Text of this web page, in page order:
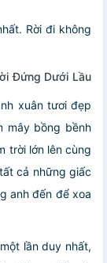
Rời đi không
Đứng Dưới Lầu
xuân tươi đẹp
mây bồng bềnh
trời lớn lên cùng
cả những giấc
anh đến để xoa
lần duy nhất,